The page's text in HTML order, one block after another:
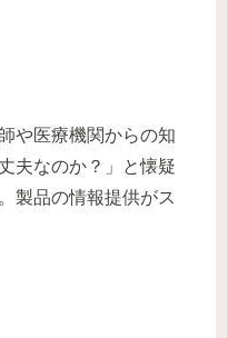
や医療機関からの知
夫なのか？」と懐疑
製品の情報提供がス